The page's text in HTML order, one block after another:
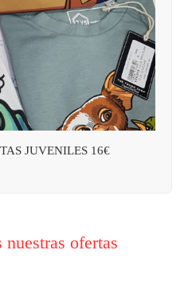
JUVENILES 16€
nuestras ofertas